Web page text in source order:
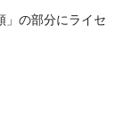
」の部分にライセ